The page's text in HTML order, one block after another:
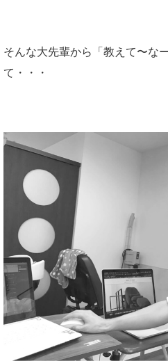
そんな大先輩から「教えて〜な
て・・・